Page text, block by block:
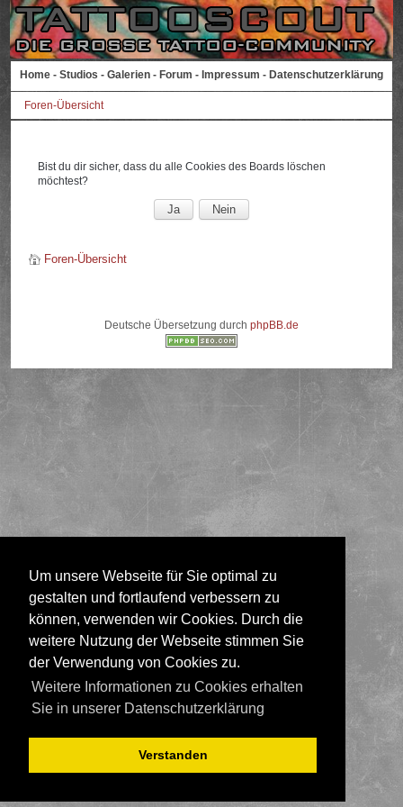
Um unsere Webseite für Sie optimal zu
gestalten und fortlaufend verbessern zu
können, verwenden wir Cookies. Durch die
weitere Nutzung der Webseite stimmen Sie
der Verwendung von Cookies zu.
Weitere Informationen zu Cookies erhalten
Sie in unserer Datenschutzerklärung
Verstanden
Home - Studios - Galerien - Forum - Impressum - Datenschutzerklärung
Foren-Übersicht
Bist du dir sicher, dass du alle Cookies des Boards löschen
möchtest?
Foren-Übersicht
Deutsche Übersetzung durch phpBB.de